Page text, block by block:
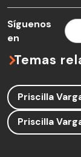
Síguenos
en
Temas
Priscilla
Priscilla